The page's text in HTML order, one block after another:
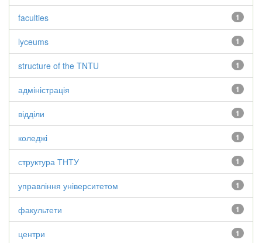
1
faculties
1
lyceums
1
structure of the TNTU
1
адміністрація
1
відділи
1
коледжі
1
структура ТНТУ
1
управління університетом
1
факультети
1
центри